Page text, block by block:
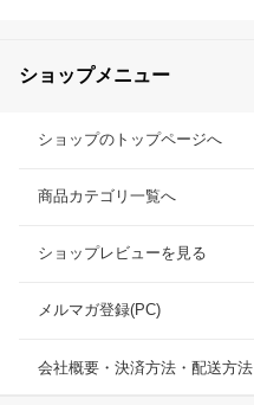
ショップメニュー
ショップのトップページへ
商品カテゴリ一覧へ
ショップレビューを見る
メルマガ登録(PC)
会社概要・決済方法・配送方法